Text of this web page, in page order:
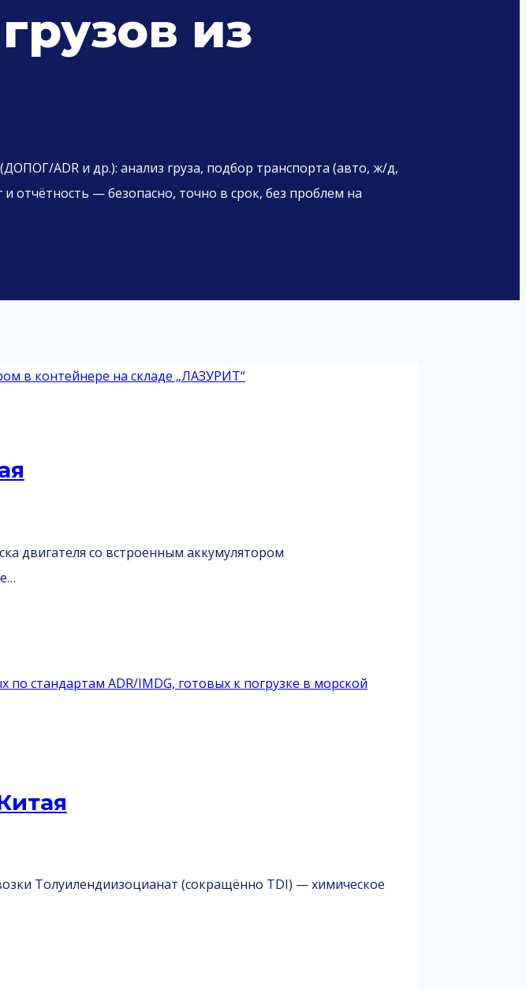
из
ADR и др.): анализ груза, подбор транспорта (авто, ж/д,
— безопасно, точно в срок, без проблем на
двигателя со встроенным аккумулятором
Толуилендиизоцианат (сокращённо TDI) — химическое